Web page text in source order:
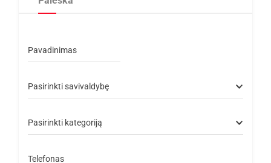
Pavadinimas
Pasirinkti savivaldybę
Pasirinkti kategoriją
Telefonas